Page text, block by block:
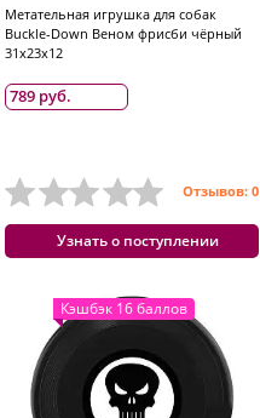
Метательная игрушка для собак
Buckle-Down Веном фрисби чёрный
31x23x12
789 руб.
Отзывов: 0
Узнать о поступлении
Кэшбэк 16 баллов